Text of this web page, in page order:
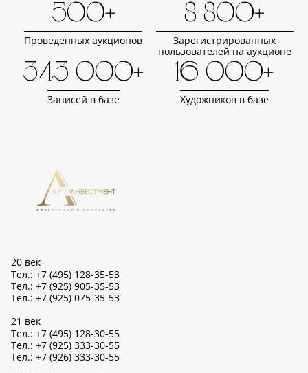
500+
Проведенных аукционов
8 800+
Зарегистрированных
пользователей на аукционе
343 000+
Записей в базе
16 000+
Художников в базе
20 век
Тел.: +7 (495) 128-35-53
Тел.: +7 (925) 905-35-53
Тел.: +7 (925) 075-35-53
21 век
Тел.: +7 (495) 128-30-55
Тел.: +7 (925) 333-30-55
Тел.: +7 (926) 333-30-55